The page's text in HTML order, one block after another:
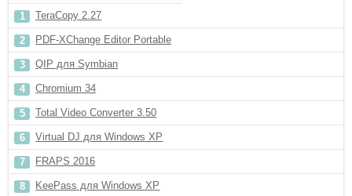
TeraCopy 2.27
PDF-XChange Editor Portable
QIP для Symbian
Chromium 34
Total Video Converter 3.50
Virtual DJ для Windows XP
FRAPS 2016
KeePass для Windows XP